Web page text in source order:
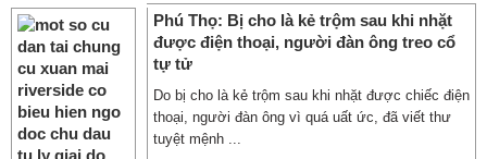
Phú Thọ: Bị cho là kẻ trộm sau khi nhặt
được điện thoại, người đàn ông treo cổ
tự tử
Do bị cho là kẻ trộm sau khi nhặt được chiếc điện
thoại, người đàn ông vì quá uất ức, đã viết thư
tuyệt mệnh ...